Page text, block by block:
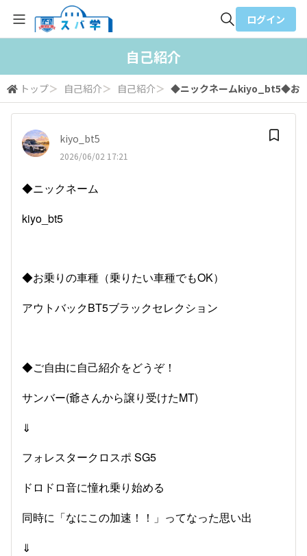
検索
ログイン
自己紹介
トップ＞ 自己紹介＞ 自己紹介＞ ◆ニックネームkiyo_bt5◆お
kiyo_bt5
2026/06/02 17:21
◆ニックネーム
kiyo_bt5
◆お乗りの車種（乗りたい車種でもOK）
アウトバックBT5ブラックセレクション
◆ご自由に自己紹介をどうぞ！
サンバー(爺さんから譲り受けたMT)
⇓
フォレスタークロスポ SG5
ドロドロ音に憧れ乗り始める
同時に「なにこの加速！！」ってなった思い出
⇓